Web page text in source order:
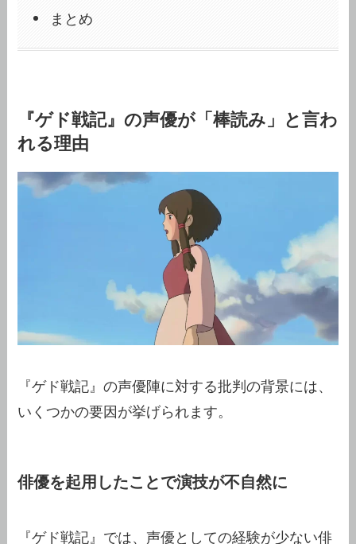
まとめ
『ゲド戦記』の声優が「棒読み」と言わ
れる理由
『ゲド戦記』の声優陣に対する批判の背景には、
いくつかの要因が挙げられます。
俳優を起用したことで演技が不自然に
『ゲド戦記』では、声優としての経験が少ない俳